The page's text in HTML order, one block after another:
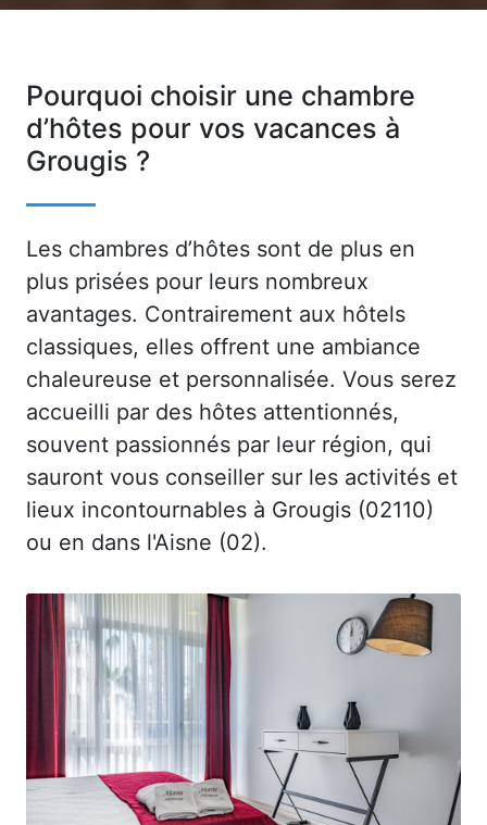
Pourquoi choisir une chambre
d’hôtes pour vos vacances à
Grougis ?
Les chambres d’hôtes sont de plus en
plus prisées pour leurs nombreux
avantages. Contrairement aux hôtels
classiques, elles offrent une ambiance
chaleureuse et personnalisée. Vous serez
accueilli par des hôtes attentionnés,
souvent passionnés par leur région, qui
sauront vous conseiller sur les activités et
lieux incontournables à Grougis (02110)
ou en dans l'Aisne (02).